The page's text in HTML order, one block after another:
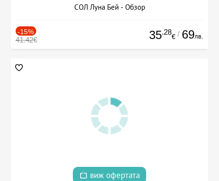
СОЛ Луна Бей - Обзор
-15%
41.42€ 35.28
€ / 69лв.
виж офертата